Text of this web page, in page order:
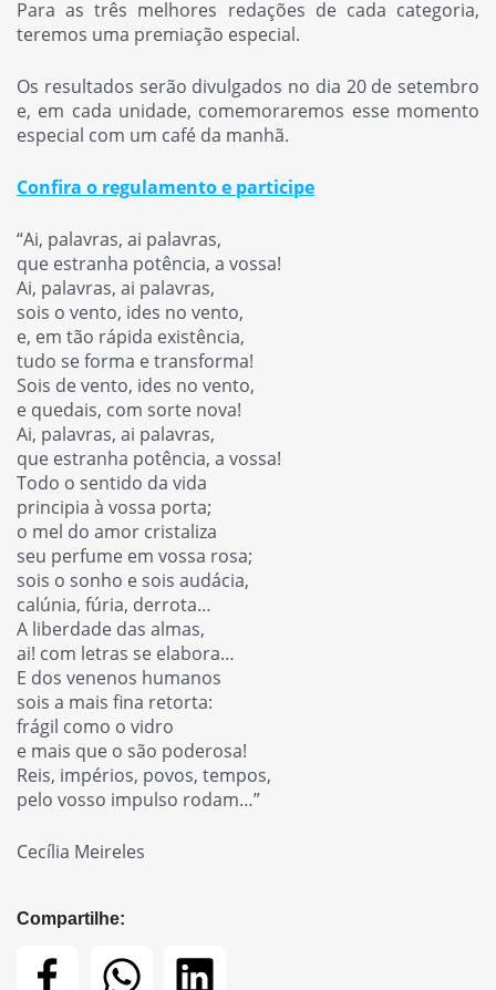
Para as três melhores redações de cada categoria,
teremos uma premiação especial.
Os resultados serão divulgados no dia 20 de setembro
e, em cada unidade, comemoraremos esse momento
especial com um café da manhã.
Confira o regulamento e participe
“Ai, palavras, ai palavras,
que estranha potência, a vossa!
Ai, palavras, ai palavras,
sois o vento, ides no vento,
e, em tão rápida existência,
tudo se forma e transforma!
Sois de vento, ides no vento,
e quedais, com sorte nova!
Ai, palavras, ai palavras,
que estranha potência, a vossa!
Todo o sentido da vida
principia à vossa porta;
o mel do amor cristaliza
seu perfume em vossa rosa;
sois o sonho e sois audácia,
calúnia, fúria, derrota…
A liberdade das almas,
ai! com letras se elabora…
E dos venenos humanos
sois a mais fina retorta:
frágil como o vidro
e mais que o são poderosa!
Reis, impérios, povos, tempos,
pelo vosso impulso rodam…”
Cecília Meireles
Compartilhe: